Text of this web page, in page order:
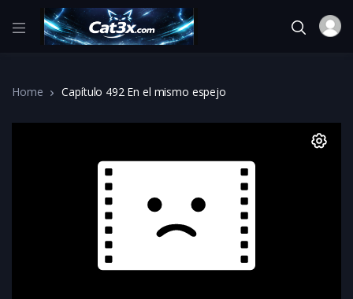
Home Capítulo 492 En el mismo espejo